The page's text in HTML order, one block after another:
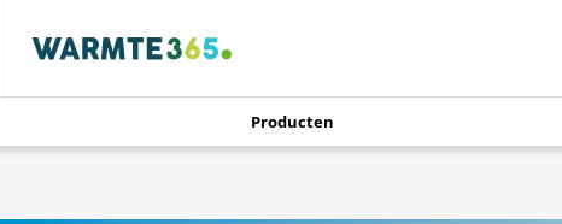
Producten